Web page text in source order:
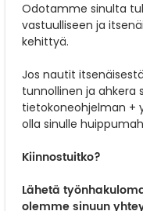
Odotamme sinulta
vastuulliseen ja
kehittyä.
Jos nautit
tunnollinen ja ahkera
tietokoneohjelman +
olla sinulle
Kiinnostuitko?
Lähetä
olemme sinuun